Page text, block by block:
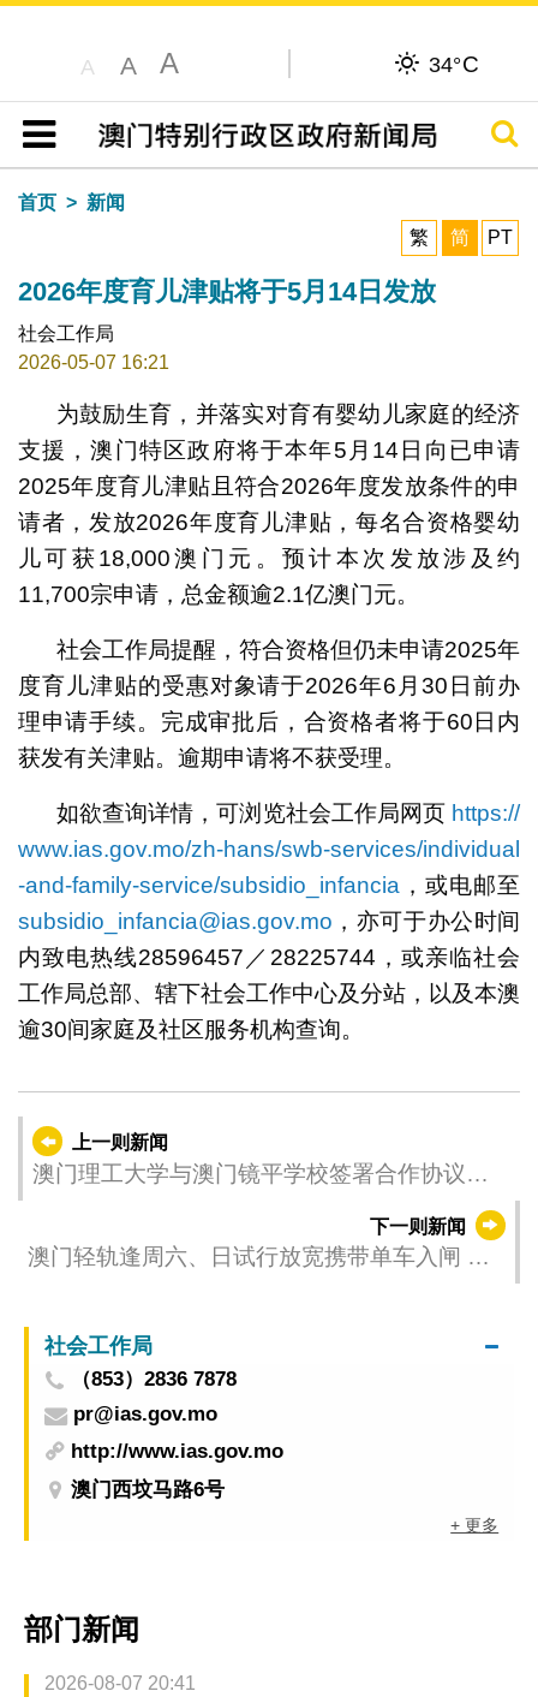
A A A 34°C
目录
搜寻
首页
新闻
繁
简 PT
2026年度育儿津贴将于5月14日发放
社会工作局
2026-05-07 16:21
为鼓励生育，并落实对育有婴幼儿家庭的经济
支援，澳门特区政府将于本年5月14日向已申请
2025年度育儿津贴且符合2026年度发放条件的申
请者，发放2026年度育儿津贴，每名合资格婴幼
儿可获18,000澳门元。预计本次发放涉及约
11,700宗申请，总金额逾2.1亿澳门元。
社会工作局提醒，符合资格但仍未申请2025年
度育儿津贴的受惠对象请于2026年6月30日前办
理申请手续。完成审批后，合资格者将于60日内
获发有关津贴。逾期申请将不获受理。
如欲查询详情，可浏览社会工作局网页 https://
www.ias.gov.mo/zh-hans/swb-services/individual
-and-family-service/subsidio_infancia ，或电邮至
subsidio_infancia@ias.gov.mo ，亦可于办公时间
内致电热线28596457／28225744，或亲临社会
工作局总部、辖下社会工作中心及分站，以及本澳
逾30间家庭及社区服务机构查询。
上一则新闻
澳门理工大学与澳门镜平学校签署合作协议培
下一则新闻
澳门轻轨逢周六、日试行放宽携带单车入闸 推
社会工作局
（853）2836 7878
pr@ias.gov.mo
http://www.ias.gov.mo
澳门西坟马路6号
+ 更多
部门新闻
2026-08-07 20:41